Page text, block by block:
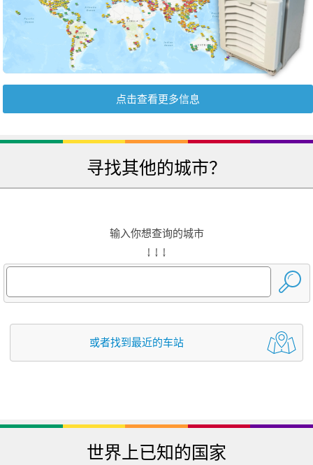
点击查看更多信息
寻找其他的城市？
输入你想查询的城市
↓ ↓ ↓
或者找到最近的车站
世界上已知的国家